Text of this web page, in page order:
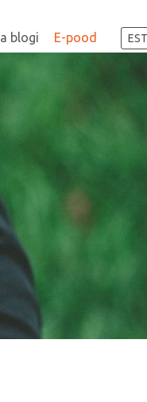
blogi E-pood EST